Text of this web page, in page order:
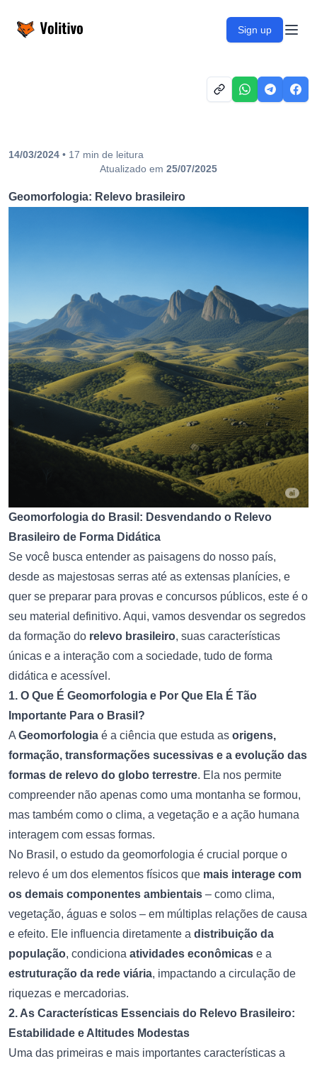
Volitivo Sign up
14/03/2024 • 17 min de leitura
Atualizado em 25/07/2025
Geomorfologia: Relevo brasileiro
Geomorfologia do Brasil: Desvendando o Relevo
Brasileiro de Forma Didática
Se você busca entender as paisagens do nosso país,
desde as majestosas serras até as extensas planícies, e
quer se preparar para provas e concursos públicos, este é o
seu material definitivo. Aqui, vamos desvendar os segredos
da formação do relevo brasileiro, suas características
únicas e a interação com a sociedade, tudo de forma
didática e acessível.
1. O Que É Geomorfologia e Por Que Ela É Tão
Importante Para o Brasil?
A Geomorfologia é a ciência que estuda as origens,
formação, transformações sucessivas e a evolução das
formas de relevo do globo terrestre. Ela nos permite
compreender não apenas como uma montanha se formou,
mas também como o clima, a vegetação e a ação humana
interagem com essas formas.
No Brasil, o estudo da geomorfologia é crucial porque o
relevo é um dos elementos físicos que mais interage com
os demais componentes ambientais – como clima,
vegetação, águas e solos – em múltiplas relações de causa
e efeito. Ele influencia diretamente a distribuição da
população, condiciona atividades econômicas e a
estruturação da rede viária, impactando a circulação de
riquezas e mercadorias.
2. As Características Essenciais do Relevo Brasileiro:
Estabilidade e Altitudes Modestas
Uma das primeiras e mais importantes características a